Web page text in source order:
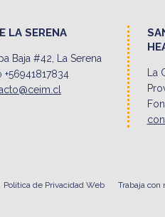
LA SERENA
Baja #42, La Serena
+56941817834
La
Politica de Privacidad Web Trabaja con